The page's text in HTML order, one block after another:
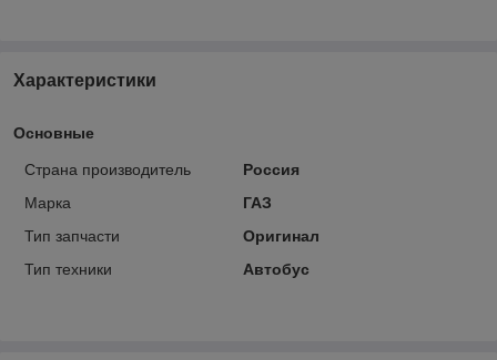
Характеристики
Основные
Страна производитель
Россия
Марка
ГАЗ
Тип запчасти
Оригинал
Тип техники
Автобус